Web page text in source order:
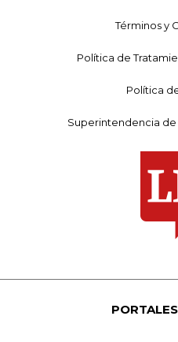
Términos y
Política de
Política
Superintendencia